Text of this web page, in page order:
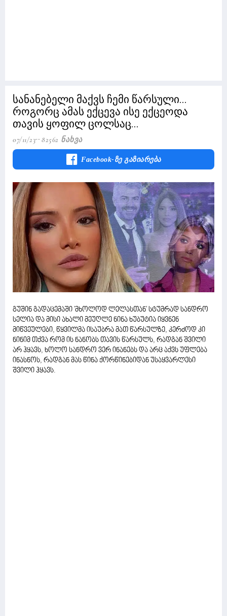
სანანებელი მაქვს ჩემი წარსული...
როგორც ამას ექცევა ისე ექცეოდა
თავის ყოფილ ცოლსაც...
07/11/23 82562 Ნახვა
Facebook-Ზე Გაზიარება
გუშინ გადაცემაში 'მხოლოდ ლელასთან' სტუმრად სანდრო
სელია და მისი ახალი მეუღლე ნინა ხუბუტია იყვნენ
მიწვეულები, წყვილმა ისაუბრა მათ წარსულზე, კერძოდ კი
ნინიმ თქვა რომ ის ნანობს თავის წარსულს, რადგან შვილი
არ ჰყავს, ხოლო სანდრო ვერ ინანებს და არც აქვს უფლება
ინასნოს, რადგან მას წინა ქორწინებიდან უსაყვარლესი
შვილი ჰყავს.